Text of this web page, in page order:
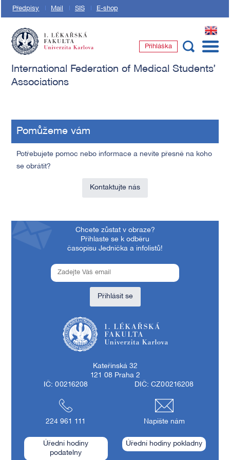
Předpisy Mail SIS E-shop
EN
Přihláška
International Federation of Medical Students’
Associations
Pomůžeme vám
Potřebujete pomoc nebo informace a nevíte přesně na koho
se obrátit?
Kontaktujte nás
Chcete zůstat v obraze?
Přihlaste se k odběru
časopisu Jednička a infolistů!
Přihlásit se
Kateřinská 32
121 08 Praha 2
IČ: 00216208
DIČ: CZ00216208
224 961 111 Napište nám
Úřední hodiny
podatelny
Úřední hodiny pokladny